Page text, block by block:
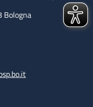
Bologna